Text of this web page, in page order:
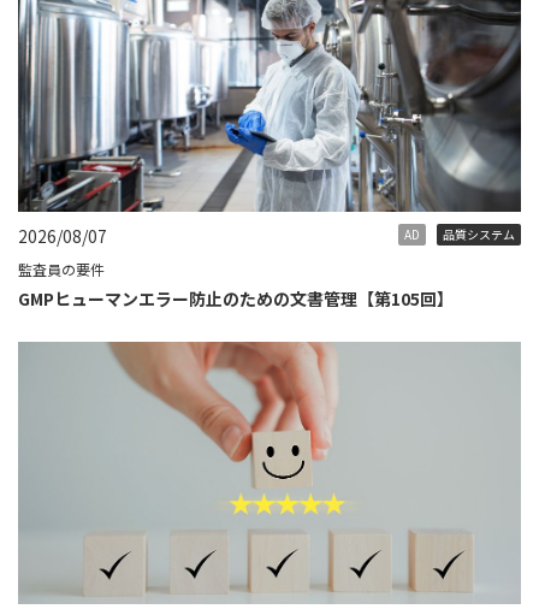
2026/08/07 AD 品質システム
監査員の要件
GMPヒューマンエラー防止のための文書管理【第105回】